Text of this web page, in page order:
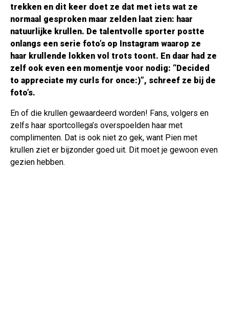
trekken en dit keer doet ze dat met iets wat ze
normaal gesproken maar zelden laat zien: haar
natuurlijke krullen. De talentvolle sporter postte
onlangs een serie foto’s op Instagram waarop ze
haar krullende lokken vol trots toont. En daar had ze
zelf ook even een momentje voor nodig: “Decided
to appreciate my curls for once:)”, schreef ze bij de
foto’s.
En of die krullen gewaardeerd worden! Fans, volgers en
zelfs haar sportcollega’s overspoelden haar met
complimenten. Dat is ook niet zo gek, want Pien met
krullen ziet er bijzonder goed uit. Dit moet je gewoon even
gezien hebben.